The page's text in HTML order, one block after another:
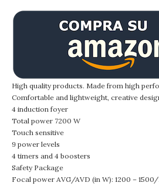
High quality products. Made from high
Comfortable and lightweight, creative
4 induction foyer
Total power 7200 W
Touch sensitive
9 power levels
4 timers and 4 boosters
Safety Package
Focal power AVG/AVD (in W): 1200 –